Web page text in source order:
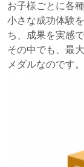
お子様ごとに各
小さな成功体験
ち、成果を実感
その中でも、最
メダルなのです。